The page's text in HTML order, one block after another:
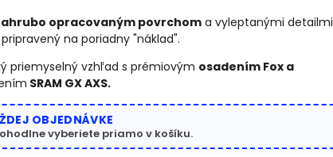
opracovaným povrchom a vyleptanými detailmi
na poriadny "náklad".
priemyselný vzhľad s prémiovým osadením Fox a
SRAM GX AXS.
OBJEDNÁVKE
vyberiete priamo v košíku.